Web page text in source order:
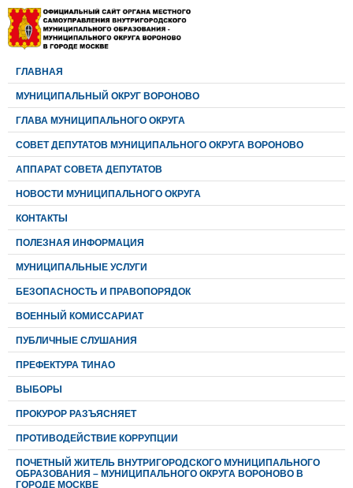
ГЛАВНАЯ
МУНИЦИПАЛЬНЫЙ ОКРУГ ВОРОНОВО
ГЛАВА МУНИЦИПАЛЬНОГО ОКРУГА
CОВЕТ ДЕПУТАТОВ МУНИЦИПАЛЬНОГО ОКРУГА ВОРОНОВО
АППАРАТ СОВЕТА ДЕПУТАТОВ
НОВОСТИ МУНИЦИПАЛЬНОГО ОКРУГА
КОНТАКТЫ
ПОЛЕЗНАЯ ИНФОРМАЦИЯ
МУНИЦИПАЛЬНЫЕ УСЛУГИ
БЕЗОПАСНОСТЬ И ПРАВОПОРЯДОК
ВОЕННЫЙ КОМИССАРИАТ
ПУБЛИЧНЫЕ СЛУШАНИЯ
ПРЕФЕКТУРА ТИНАО
ВЫБОРЫ
ПРОКУРОР РАЗЪЯСНЯЕТ
ПРОТИВОДЕЙСТВИЕ КОРРУПЦИИ
ПОЧЕТНЫЙ ЖИТЕЛЬ ВНУТРИГОРОДСКОГО МУНИЦИПАЛЬНОГО
ОБРАЗОВАНИЯ – МУНИЦИПАЛЬНОГО ОКРУГА ВОРОНОВО В
ГОРОДЕ МОСКВЕ